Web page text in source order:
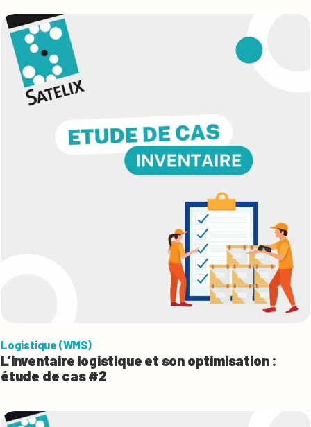
Logistique (WMS)
L’inventaire logistique et son optimisation :
étude de cas #2